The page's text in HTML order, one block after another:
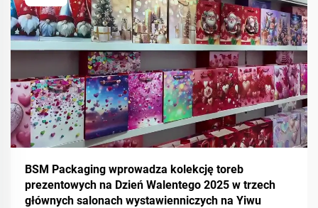
BSM Packaging wprowadza kolekcję toreb
prezentowych na Dzień Walentego 2025 w trzech
głównych salonach wystawienniczych na Yiwu